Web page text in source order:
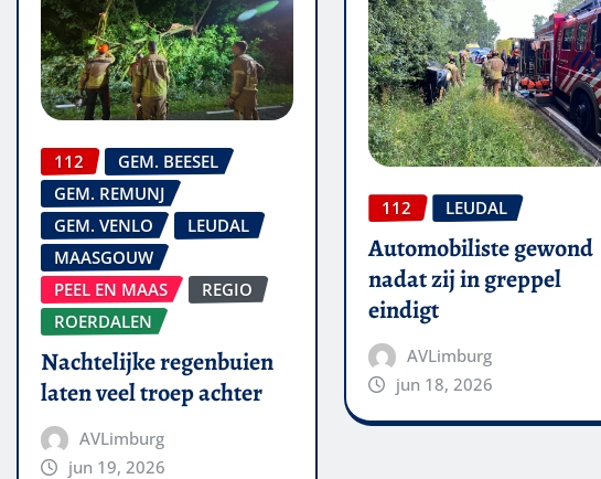
112
GEM. BEESEL
GEM. REMUNJ
GEM. VENLO
LEUDAL
MAASGOUW
PEEL EN MAAS
REGIO
ROERDALEN
Nachtelijke regenbuien
laten veel troep achter
AVLimburg
jun 19, 2026
112 LEUDAL
Automobiliste gewond
nadat zij in greppel
eindigt
AVLimburg
jun 18, 2026